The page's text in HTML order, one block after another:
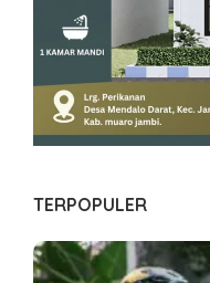
TERPOPULER